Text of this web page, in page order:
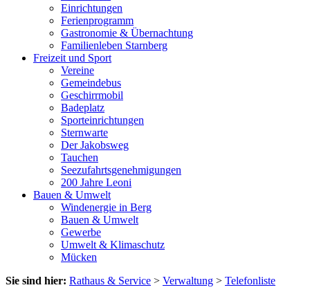
Einrichtungen
Ferienprogramm
Gastronomie & Übernachtung
Familienleben Starnberg
Freizeit und Sport
Vereine
Gemeindebus
Geschirrmobil
Badeplatz
Sporteinrichtungen
Sternwarte
Der Jakobsweg
Tauchen
Seezufahrtsgenehmigungen
200 Jahre Leoni
Bauen & Umwelt
Windenergie in Berg
Bauen & Umwelt
Gewerbe
Umwelt & Klimaschutz
Mücken
Sie sind hier: Rathaus & Service > Verwaltung > Telefonliste